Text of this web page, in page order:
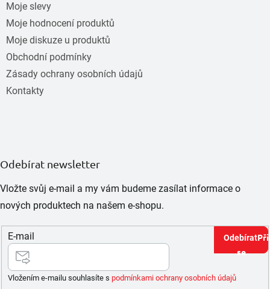
Moje slevy
Moje hodnocení produktů
Moje diskuze u produktů
Obchodní podmínky
Zásady ochrany osobních údajů
Kontakty
Odebírat newsletter
Vložte svůj e-mail a my vám budeme zasílat informace o
nových produktech na našem e-shopu.
E-mail
Vložením e-mailu souhlasíte s podmínkami ochrany osobních údajů
se